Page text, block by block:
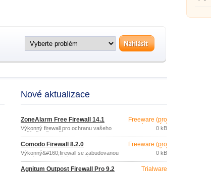
Nové aktualizace
ZoneAlarm Free Firewall 14.1
Výkonný firewall pro ochranu vašeho
počítače před přístupem z internetu a
kontrolu programů, které komunikují přes
internet.
Freeware (pro
nekomerční
účely)
0 kB
Comodo Firewall 8.2.0
Výkonný&#160;firewall se zabudovanou
rozsáhlou databází aplikací, kterou
používá k analýze bezpečnostních rizik.
Freeware (pro
nekomerční
účely)
0 kB
Agnitum Outpost Firewall Pro 9.2 Trialware
před